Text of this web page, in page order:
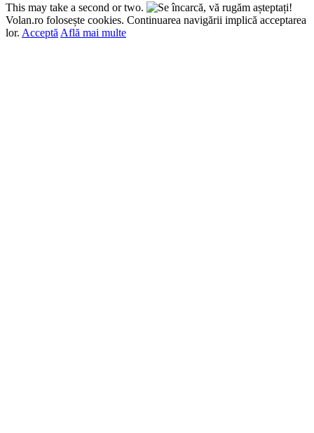
This may take a second or two.
Volan.ro folosește cookies. Continuarea navigării implică acceptarea
lor. Acceptă Află mai multe